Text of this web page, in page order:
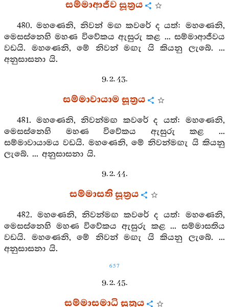
සම්මාආජීව සූත්‍රය
480. මහණෙනි, නිවන් මඟ කවරේ ද යත්: මහණෙනි,
මෙසස්නෙහි මහණ විවේකය ඇසුරු කළ ... සම්මාආජීවය
වඩයි. මහණෙනි, මේ නිවන් මඟැ යි කියනු ලැබේ. ...
අනුසාසනා යි.
9. 2. 43.
සම්මාවායාම සූත්‍රය
481. මහණෙනි, නිවන්මඟ කවරේ ද යත්: මහණෙනි,
මෙසස්නෙහි මහණ විවේකය ඇසුරු කළ ...
සම්මාවායාමය වඩයි. මහණෙනි, මේ නිවන්මඟැ යි කියනු
ලැබේ. ... අනුසාසනා යි.
9. 2. 44.
සම්මාසති සූත්‍රය
482. මහණෙනි, නිවන්මඟ කවරේ ද යත්: මහණෙනි,
මෙසස්නෙහි මහණ විවේකය ඇසුරු කළ ... සම්මාසතිය
වඩයි. මහණෙනි, මේ නිවන් මඟැ යි කියනු ලැබේ. ...
අනුසාසනා යි.
657
9. 2. 45.
සම්මාසමාධි සූත්‍රය